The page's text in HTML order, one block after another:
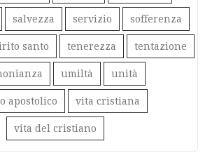
salvezza servizio sofferenza
santo tenerezza tentazione
umiltà unità
apostolico vita cristiana
vita del cristiano